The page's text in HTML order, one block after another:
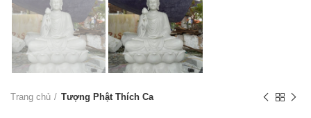
Trang chủ Tượng Phật Thích Ca